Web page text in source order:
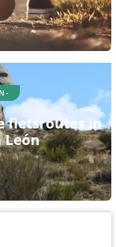
-
fietsroutes in
León